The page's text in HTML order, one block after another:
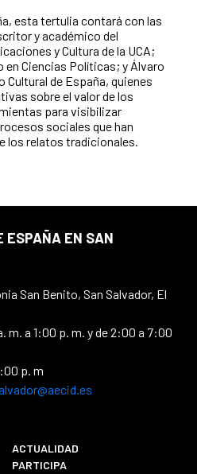
esta tertulia contará con las
y académico del
y Cultura de la UCA;
en Ciencias Políticas; y Álvaro
Cultural de España, quienes
sobre el valor de los
para visibilizar
sociales que han
los relatos tradicionales.
ESPAÑA EN SAN
San Benito, San Salvador, El
m. a 1:00 p. m. y de 2:00 a 7:00
p. m
ACTUALIDAD
PARTICIPA